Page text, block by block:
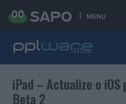
MENU
iPad – Actualize o
Beta 2